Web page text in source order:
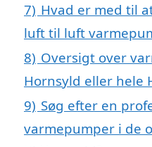
7) Hvad er med til
luft til luft
8) Oversigt over
Hornsyld eller hele
9) Søg efter en
varmepumper i de